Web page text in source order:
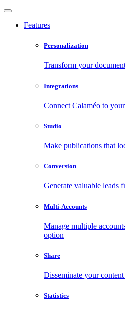
Features
Personalization
Transform your
Integrations
Connect Calaméo to
Studio
Make publications that
Conversion
Generate valuable leads
Multi-Accounts
Manage multiple
option
Share
Disseminate your
Statistics